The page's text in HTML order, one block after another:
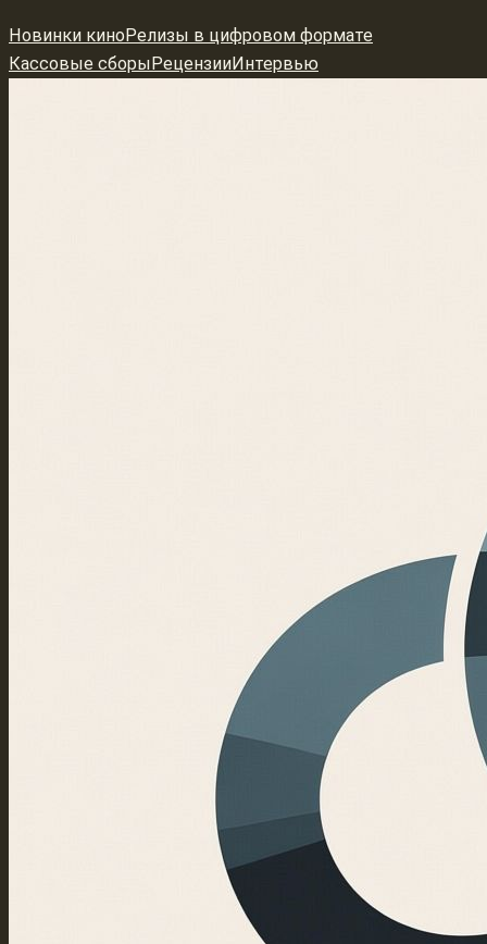
к
содержимому
Новинки киноРелизы в цифровом формате
Кассовые сборыРецензииИнтервью